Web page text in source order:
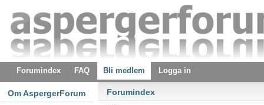
Forumindex FAQ Bli medlem Logga in
Forumindex
Om AspergerForum